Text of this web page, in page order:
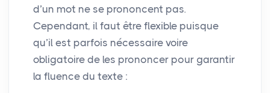
d’un mot ne se prononcent pas.
Cependant, il faut être flexible puisque
qu’il est parfois nécessaire voire
obligatoire de les prononcer pour garantir
la fluence du texte :